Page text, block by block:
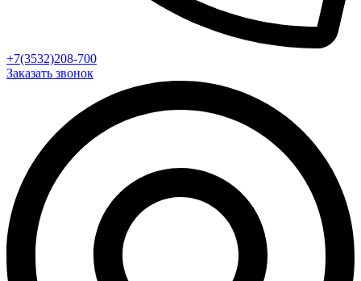
+7(3532)208-700
Заказать звонок